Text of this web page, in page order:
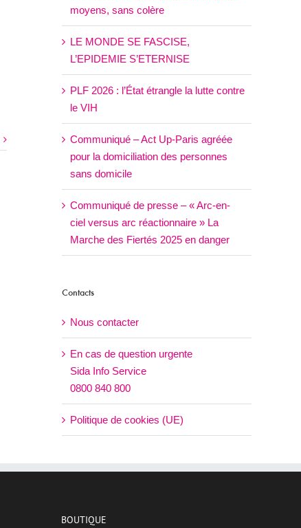
moyens, sans colère
LE MONDE SE FASCISE,
L’EPIDEMIE S’ETERNISE
PLF 2026 : l’État étrangle la lutte contre
le VIH
Communiqué – Act Up-Paris agréée
pour la domiciliation des personnes
sans domicile
Communiqué de presse – « Arc-en-
ciel versus arc réactionnaire » La
Marche des Fiertés 2025 en danger
Contacts
Nous contacter
En cas de question urgente
Sida Info Service
0800 840 800
Politique de cookies (UE)
BOUTIQUE